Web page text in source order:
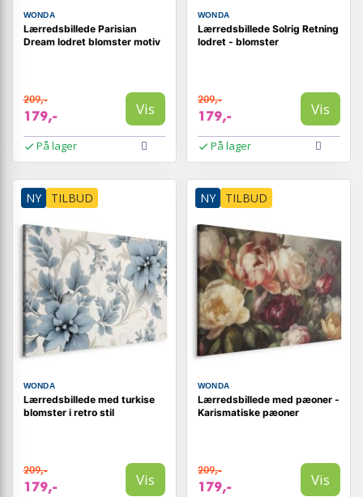
WONDA
Lærredsbillede Parisian
Dream lodret blomster motiv
209,-
179,- Vis
På lager
WONDA
Lærredsbillede Solrig Retning
lodret - blomster
209,-
179,- Vis
På lager
NY TILBUD
WONDA
Lærredsbillede med turkise
blomster i retro stil
209,-
179,- Vis
NY TILBUD
WONDA
Lærredsbillede med pæoner -
Karismatiske pæoner
209,-
179,- Vis